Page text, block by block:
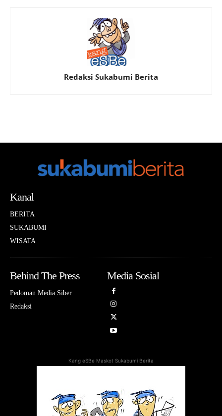
Redaksi Sukabumi Berita
Kanal
BERITA
SUKABUMI
WISATA
Behind The Press
Pedoman Media Siber
Redaksi
Media Sosial
Kang eSBe Maskot Sukabumi Berita